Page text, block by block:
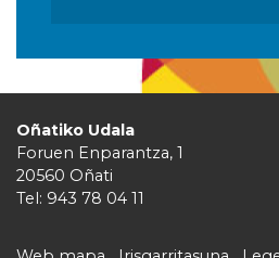
Oñatiko Udala
Foruen Enparantza, 1
20560 Oñati
Tel: 943 78 04 11